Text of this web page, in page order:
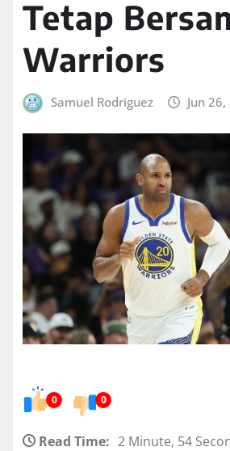
Tetap
Warriors
Samuel Rodriguez Jun
0 0
Read Time: 2 Minute, 54